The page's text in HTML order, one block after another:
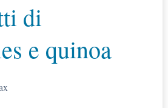
di
e quinoa